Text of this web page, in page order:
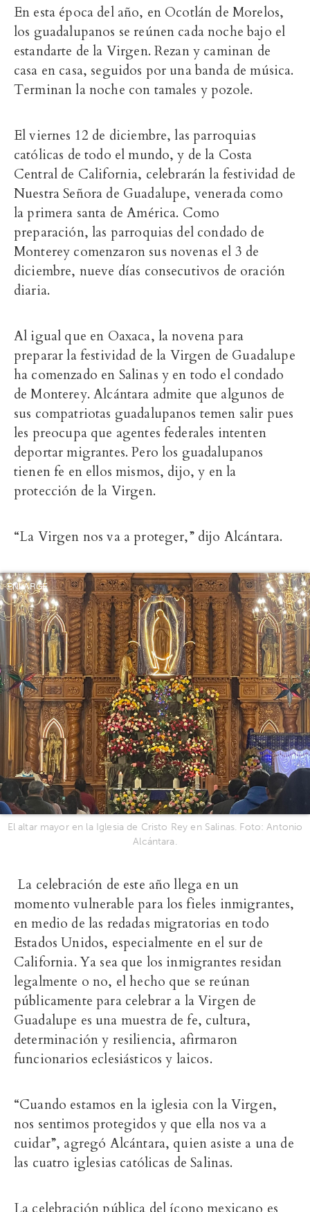
En esta época del año, en Ocotlán de Morelos,
los guadalupanos se reúnen cada noche bajo el
estandarte de la Virgen. Rezan y caminan de
casa en casa, seguidos por una banda de música.
Terminan la noche con tamales y pozole.
El viernes 12 de diciembre, las parroquias
católicas de todo el mundo, y de la Costa
Central de California, celebrarán la festividad de
Nuestra Señora de Guadalupe, venerada como
la primera santa de América. Como
preparación, las parroquias del condado de
Monterey comenzaron sus novenas el 3 de
diciembre, nueve días consecutivos de oración
diaria.
Al igual que en Oaxaca, la novena para
preparar la festividad de la Virgen de Guadalupe
ha comenzado en Salinas y en todo el condado
de Monterey. Alcántara admite que algunos de
sus compatriotas guadalupanos temen salir pues
les preocupa que agentes federales intenten
deportar migrantes. Pero los guadalupanos
tienen fe en ellos mismos, dijo, y en la
protección de la Virgen.
“La Virgen nos va a proteger,” dijo Alcántara.
ENLARGE
El altar mayor en la Iglesia de Cristo Rey en Salinas. Foto: Antonio
Alcántara.
La celebración de este año llega en un
momento vulnerable para los fieles inmigrantes,
en medio de las redadas migratorias en todo
Estados Unidos, especialmente en el sur de
California. Ya sea que los inmigrantes residan
legalmente o no, el hecho que se reúnan
públicamente para celebrar a la Virgen de
Guadalupe es una muestra de fe, cultura,
determinación y resiliencia, afirmaron
funcionarios eclesiásticos y laicos.
“Cuando estamos en la iglesia con la Virgen,
nos sentimos protegidos y que ella nos va a
cuidar”, agregó Alcántara, quien asiste a una de
las cuatro iglesias católicas de Salinas.